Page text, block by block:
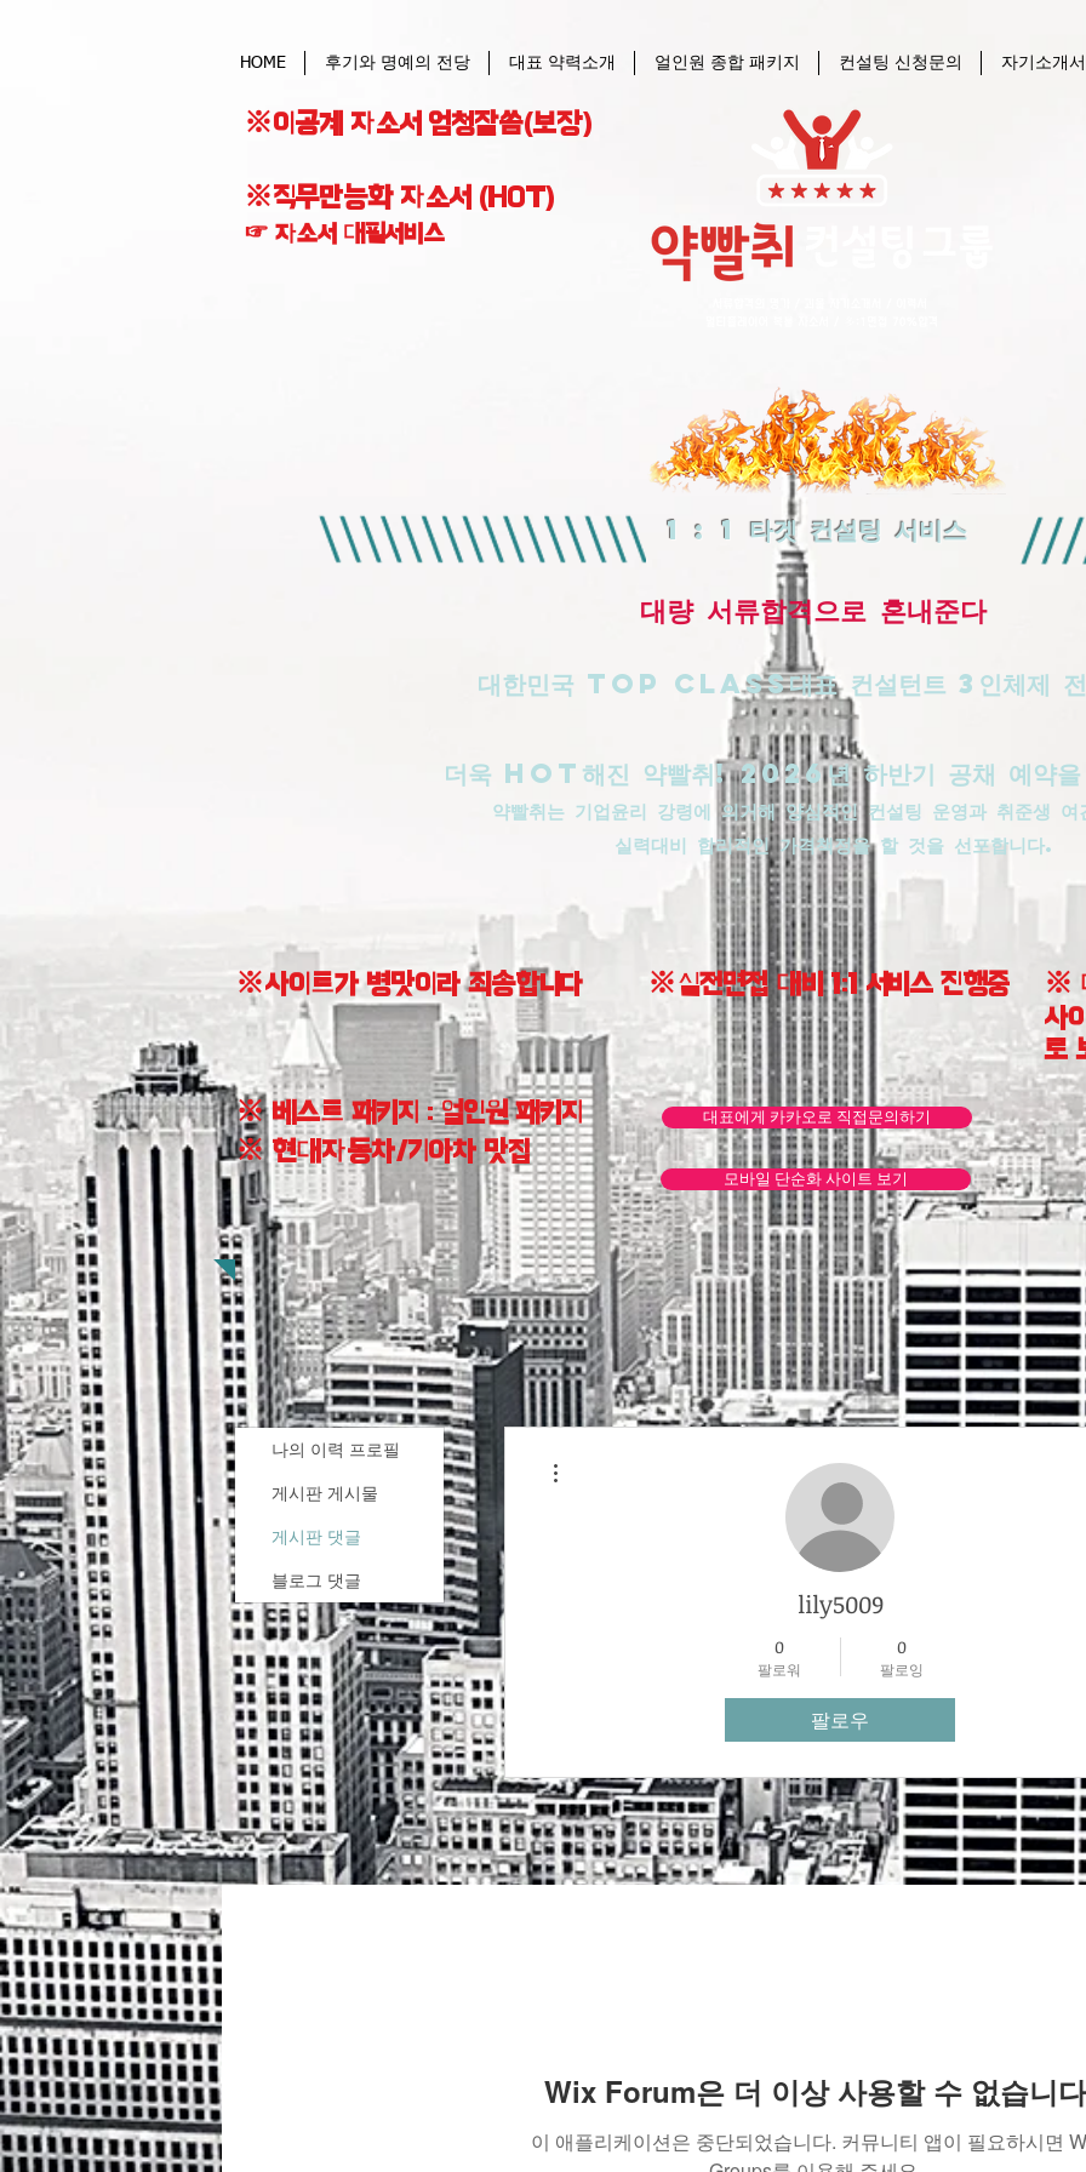
HOME 후기와 명예의 전당 대표 약력소개 얼인원 종합 패키지 컨설팅 신청문의 자기소개
※이공계 자소서 엄청잘씀(보장)
※직무만능화 자소서 (HOT)
☞ 자소서 대필서비스
1 : 1 타겟 컨설팅 서비스
​대량 서류합격으로 혼내준다
대한민국 top class대표 컨설턴트 3인체제 전
더욱 HOT해진 약빨취! 2026년 하반기 공채 예약을
약빨취는 기업윤리 강령에 의거해 양심적인 컨설팅 운영과 취준생 여
실력대비 합리적인 가격책정을 할 것을 선포합니다.
※사이트가 병맛이라 죄송합니다 ※실전면접 대비 1:1 서비스 진행중
※
사
로
※ 베스트 패키지 : 얼인원 패키지
※ 현대자동차/기아차 맛집
대표에게 카카오로 직접문의하기
모바일 단순화 사이트 보기
Wix Forum은 더 이상 사용할 수 없습니다
이 애플리케이션은 중단되었습니다. 커뮤니티 앱이 필요하시면
나의 이력 프로필
게시판 게시물
게시판 댓글
블로그 댓글
lily5009
0
팔로워
0
팔로잉
팔로우